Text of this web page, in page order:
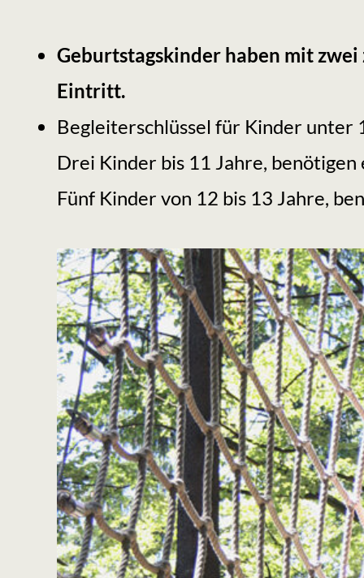
Geburtstagskinder haben mit
Eintritt.
Begleiterschlüssel für Kinder unter
Drei Kinder bis 11 Jahre,
Fünf Kinder von 12 bis 13 Jahre,